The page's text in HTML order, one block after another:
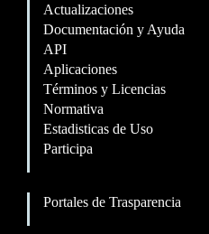
Actualizaciones
Documentación y Ayuda
API
Aplicaciones
Términos y Licencias
Normativa
Estadisticas de Uso
Participa
Portales de Trasparencia